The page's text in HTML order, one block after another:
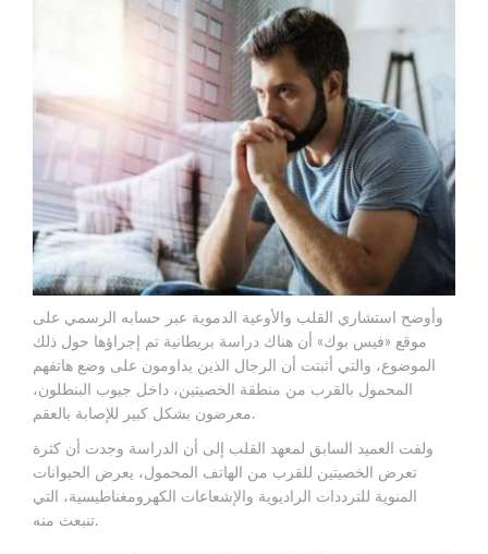
وأوضح استشاري القلب والأوعية الدموية عبر حسابه الرسمي على
موقع «فيس بوك» أن هناك دراسة بريطانية تم إجراؤها حول ذلك
الموضوع، والتي أثبتت أن الرجال الذين يداومون على وضع هاتفهم
المحمول بالقرب من منطقة الخصيتين، داخل جيوب البنطلون،
معرضون بشكل كبير للإصابة بالعقم.
ولفت العميد السابق لمعهد القلب إلى أن الدراسة وجدت أن كثرة
تعرض الخصيتين للقرب من الهاتف المحمول، يعرض الحيوانات
المنوية للترددات الراديوية والإشعاعات الكهرومغناطيسية، التي
تنبعث منه.